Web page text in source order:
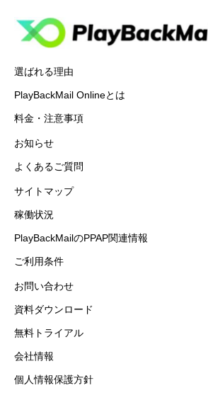
選ばれる理由
PlayBackMail Onlineとは
料金・注意事項
お知らせ
よくあるご質問
サイトマップ
稼働状況
PlayBackMailのPPAP関連情報
ご利用条件
お問い合わせ
資料ダウンロード
無料トライアル
会社情報
個人情報保護方針